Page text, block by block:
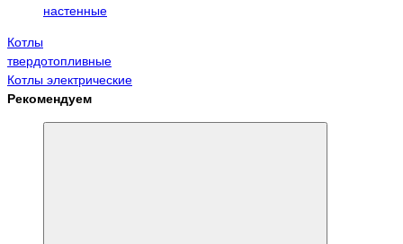
настенные
Котлы
твердотопливные
Котлы электрические
Рекомендуем